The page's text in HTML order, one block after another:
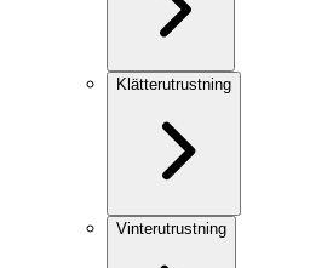
Klätterutrustning
Vinterutrustning